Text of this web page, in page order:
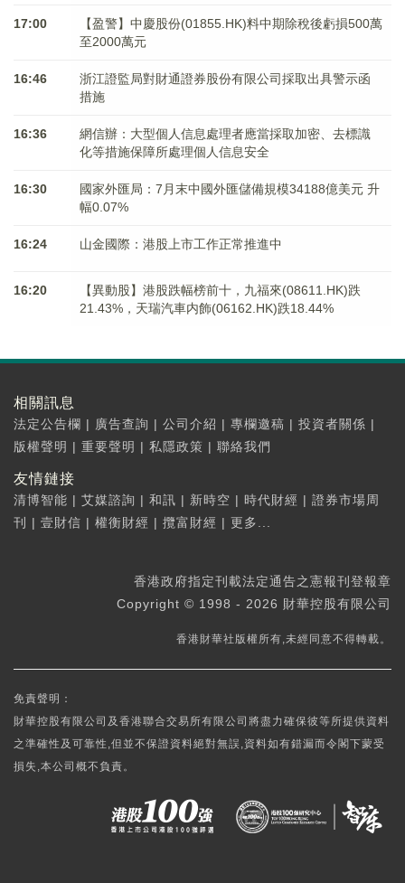
17:00
【盈警】中慶股份(01855.HK)料中期除稅後虧損500萬
至2000萬元
16:46
浙江證監局對財通證券股份有限公司採取出具警示函
措施
16:36
網信辦：大型個人信息處理者應當採取加密、去標識
化等措施保障所處理個人信息安全
16:30
國家外匯局：7月末中國外匯儲備規模34188億美元 升
幅0.07%
16:24 山金國際：港股上市工作正常推進中
16:20
【異動股】港股跌幅榜前十，九福來(08611.HK)跌
21.43%，天瑞汽車内飾(06162.HK)跌18.44%
相關訊息
法定公告欄 | 廣告查詢 | 公司介紹 | 專欄邀稿 | 投資者關係 |
版權聲明 | 重要聲明 | 私隱政策 | 聯絡我們
友情鏈接
清博智能 | 艾媒諮詢 | 和訊 | 新時空 | 時代財經 | 證券市場周
刊
| 壹財信 | 權衡財經 | 攬富財經 | 更多...
香港政府指定刊載法定通告之憲報刊登報章
Copyright © 1998 - 2026 財華控股有限公司
香港財華社版權所有,未經同意不得轉載。
免責聲明：
財華控股有限公司及香港聯合交易所有限公司將盡力確保彼等所提供資料
之準確性及可靠性,但並不保證資料絕對無誤,資料如有錯漏而令閣下蒙受
損失,本公司概不負責。